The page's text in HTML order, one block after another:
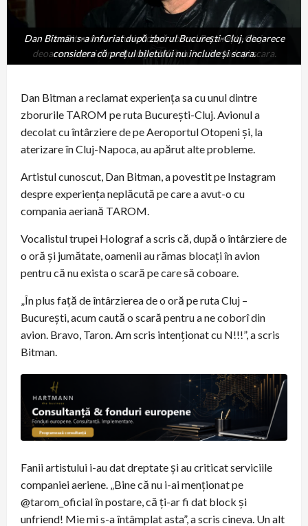
Dan Bitman s-a înfuriat după zborul București-Cluj,
deoarece considera că prețul biletului nu include și scara.
Dan Bitman s-a înfuriat după zborul București-Cluj, deoarece
considera că prețul biletului nu include și scara.
Dan Bitman a reclamat experiența sa cu unul dintre
zborurile TAROM pe ruta București-Cluj. Avionul a
decolat cu întârziere de pe Aeroportul Otopeni și, la
aterizare în Cluj-Napoca, au apărut alte probleme.
Artistul cunoscut, Dan Bitman, a povestit pe Instagram
despre experiența neplăcută pe care a avut-o cu
compania aeriană TAROM.
Vocalistul trupei Holograf a scris că, după o întârziere de
o oră și jumătate, oamenii au rămas blocați în avion
pentru că nu exista o scară pe care să coboare.
„În plus față de întârzierea de o oră pe ruta Cluj –
București, acum caută o scară pentru a ne coborî din
avion. Bravo, Taron. Am scris intenționat cu N!!!”, a scris
Bitman.
Fanii artistului i-au dat dreptate și au criticat serviciile
companiei aeriene. „Bine că nu i-ai menționat pe
@tarom_oficial în postare, că ți-ar fi dat block și
unfriend! Mie mi s-a întâmplat asta”, a scris cineva. Un alt